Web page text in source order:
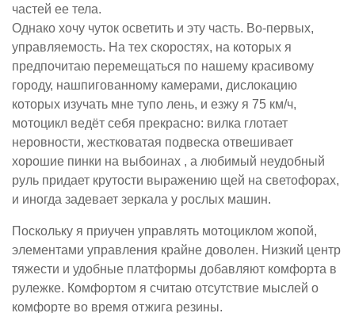
частей ее тела.
Однако хочу чуток осветить и эту часть. Во-первых,
управляемость. На тех скоростях, на которых я
предпочитаю перемещаться по нашему красивому
городу, нашпигованному камерами, дислокацию
которых изучать мне тупо лень, и езжу я 75 км/ч,
мотоцикл ведёт себя прекрасно: вилка глотает
неровности, жестковатая подвеска отвешивает
хорошие пинки на выбоинах , а любимый неудобный
руль придает крутости выражению щей на светофорах,
и иногда задевает зеркала у рослых машин.
Поскольку я приучен управлять мотоциклом жопой,
элементами управления крайне доволен. Низкий центр
тяжести и удобные платформы добавляют комфорта в
рулежке. Комфортом я считаю отсутствие мыслей о
комфорте во время отжига резины.